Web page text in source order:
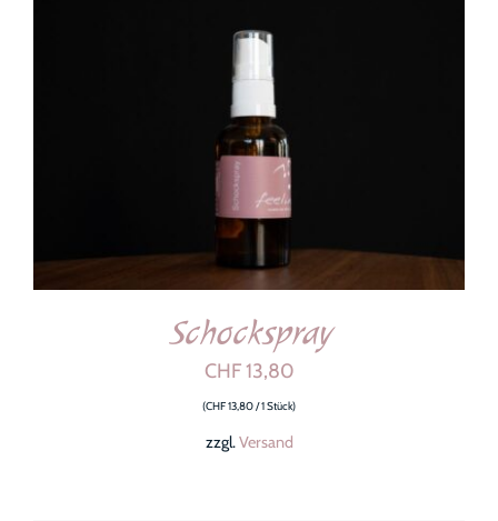
IN DEN WARENKORB
Schockspray
CHF13,80
(CHF13,80/ 1 Stück)
zzgl.Versand